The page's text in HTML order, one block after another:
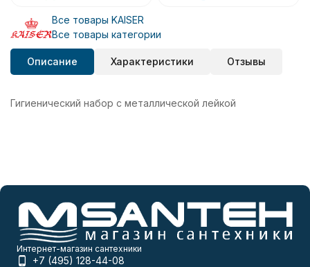
Все товары KAISER
Все товары категории
Описание Характеристики Отзывы
Гигиенический набор с металлической лейкой
Интернет-магазин сантехники
+7 (495) 128-44-08